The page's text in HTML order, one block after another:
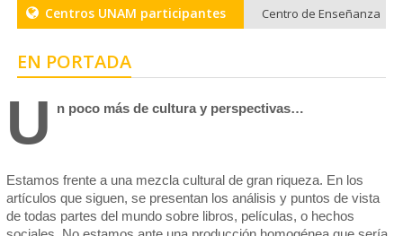
Centros UNAM participantes
Centro de Enseñanza
Centro de Enseñanza para Extranjeros, Taxco
EN PORTADA
U n poco más de cultura y perspectivas…
Estamos frente a una mezcla cultural de gran riqueza. En los
artículos que siguen, se presentan los análisis y puntos de vista
de todas partes del mundo sobre libros, películas, o hechos